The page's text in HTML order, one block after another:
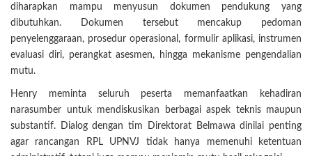
diharapkan mampu menyusun dokumen pendukung yang
dibutuhkan. Dokumen tersebut mencakup pedoman
penyelenggaraan, prosedur operasional, formulir aplikasi, instrumen
evaluasi diri, perangkat asesmen, hingga mekanisme pengendalian
mutu.
Henry meminta seluruh peserta memanfaatkan kehadiran
narasumber untuk mendiskusikan berbagai aspek teknis maupun
substantif. Dialog dengan tim Direktorat Belmawa dinilai penting
agar rancangan RPL UPNVJ tidak hanya memenuhi ketentuan